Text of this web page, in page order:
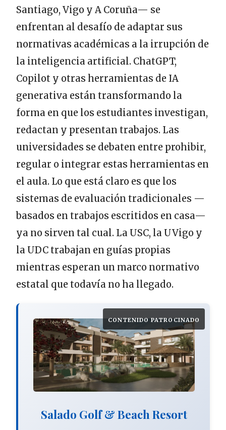
Santiago, Vigo y A Coruña— se
enfrentan al desafío de adaptar sus
normativas académicas a la irrupción de
la inteligencia artificial. ChatGPT,
Copilot y otras herramientas de IA
generativa están transformando la
forma en que los estudiantes investigan,
redactan y presentan trabajos. Las
universidades se debaten entre prohibir,
regular o integrar estas herramientas en
el aula. Lo que está claro es que los
sistemas de evaluación tradicionales —
basados en trabajos escritidos en casa—
ya no sirven tal cual. La USC, la UVigo y
la UDC trabajan en guías propias
mientras esperan un marco normativo
estatal que todavía no ha llegado.
CONTENIDO PATROCINADO
Salado Golf & Beach Resort